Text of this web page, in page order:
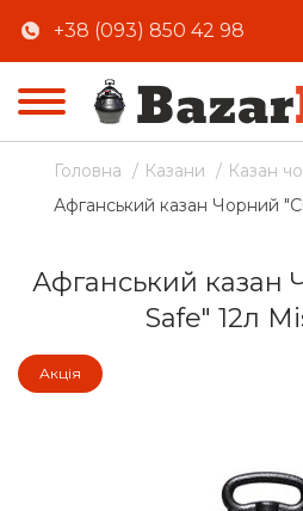
+38 (093) 850 42 98
Головна / Казани / Казан
Афганський казан Чорний
Афганський казан
Safe" 12л
Акція